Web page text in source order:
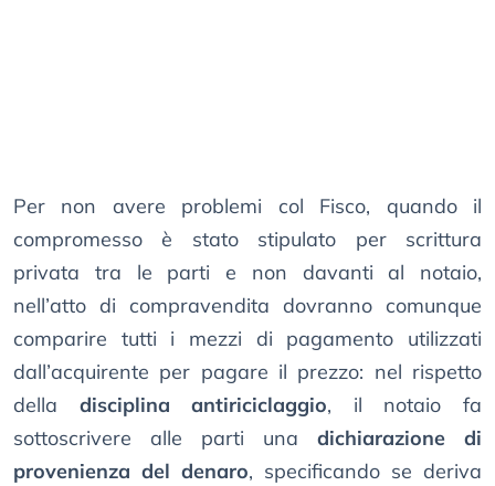
Per non avere problemi col Fisco, quando il
compromesso è stato stipulato per scrittura
privata tra le parti e non davanti al notaio,
nell’atto di compravendita dovranno comunque
comparire tutti i mezzi di pagamento utilizzati
dall’acquirente per pagare il prezzo: nel rispetto
della disciplina antiriciclaggio, il notaio fa
sottoscrivere alle parti una dichiarazione di
provenienza del denaro, specificando se deriva